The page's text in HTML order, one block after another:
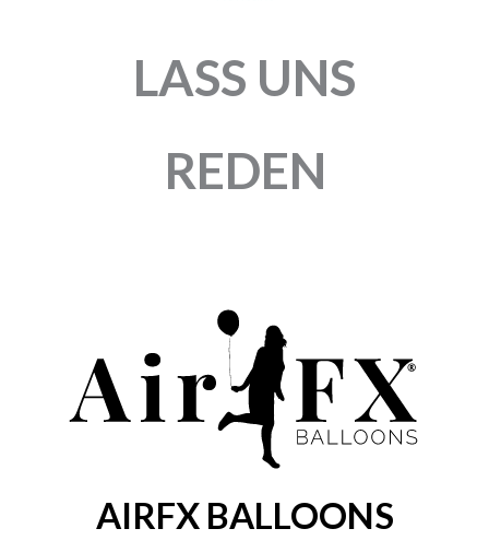
LASS UNS
REDEN
AIRFX BALLOONS